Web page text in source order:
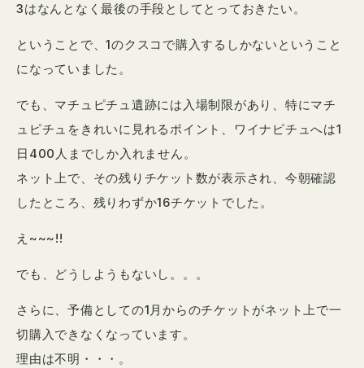
3はなんとなく最後の手段としてとっておきたい。
ということで、1のクスコで購入するしかないということ
になっていました。
でも、マチュピチュ遺跡には入場制限があり、特にマチ
ュピチュをきれいに見れるポイント、ワイナピチュへは1
日400人までしか入れません。
ネット上で、その残りチケット数が表示され、今朝確認
したところ、残りわずか16チケットでした。
え~~~!!
でも、どうしようもないし。。。
さらに、予備としての1月からのチケットがネット上で一
切購入できなくなっています。
理由は不明・・・。